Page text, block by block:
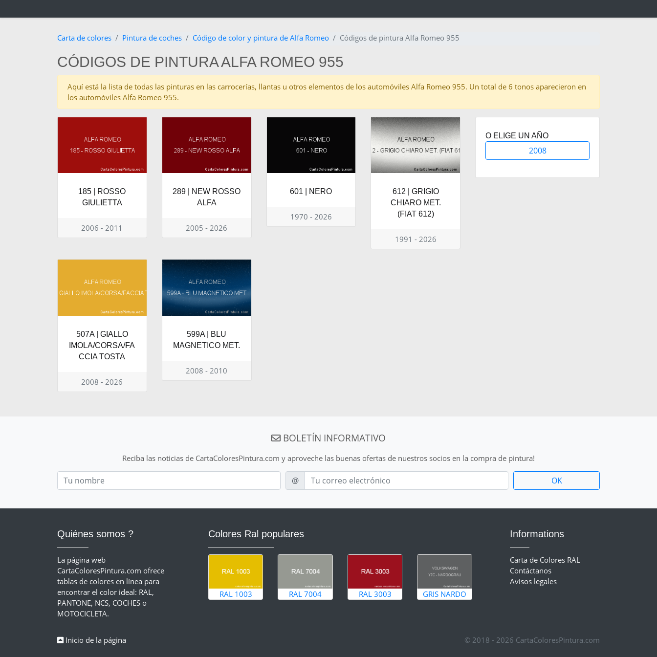
Carta de colores Pintura de coches Código de color y pintura de Alfa Romeo Códigos de pintura Alfa Romeo 955
CÓDIGOS DE PINTURA ALFA ROMEO 955
Aquí está la lista de todas las pinturas en las carrocerías, llantas u otros elementos de los automóviles Alfa Romeo 955. Un total de 6 tonos aparecieron en
los automóviles Alfa Romeo 955.
185 | ROSSO
GIULIETTA
2006 - 2011
289 | NEW ROSSO
ALFA
2005 - 2026
601 | NERO
1970 - 2026
612 | GRIGIO
CHIARO MET.
(FIAT 612)
1991 - 2026
507A | GIALLO
IMOLA/CORSA/FA
CCIA TOSTA
2008 - 2026
599A | BLU
MAGNETICO MET.
2008 - 2010
O ELIGE UN AÑO
2008
BOLETÍN INFORMATIVO
Reciba las noticias de CartaColoresPintura.com y aproveche las buenas ofertas de nuestros socios en la compra de pintura!
Nom
E-mail
@
Quiénes somos ?
La página web
CartaColoresPintura.com ofrece
tablas de colores en línea para
encontrar el color ideal: RAL,
PANTONE, NCS, COCHES o
MOTOCICLETA.
Colores Ral populares
RAL 1003 RAL 7004 RAL 3003 GRIS NARDO
Informations
Carta de Colores RAL
Contáctanos
Avisos legales
Inicio de la página © 2018 - 2026 CartaColoresPintura.com